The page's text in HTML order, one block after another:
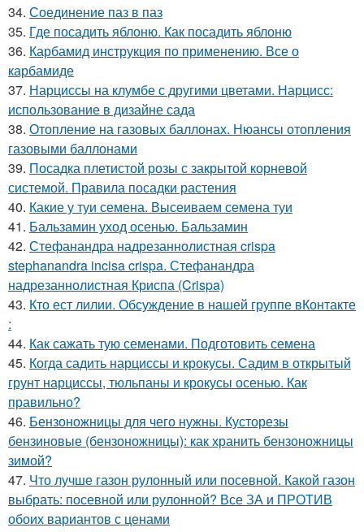
34. Соединение паз в паз
35. Где посадить яблоню. Как посадить яблоню
36. Карбамид инструкция по применению. Все о
карбамиде
37. Нарциссы на клумбе с другими цветами. Нарцисс:
использование в дизайне сада
38. Отопление на газовых баллонах. Нюансы отопления
газовыми баллонами
39. Посадка плетистой розы с закрытой корневой
системой. Правила посадки растения
40. Какие у туи семена. Высеиваем семена туи
41. Бальзамин уход осенью. Бальзамин
42. Стефанандра надрезаннолистная crispa
stephanandra incisa crispa. Стефанандра
надрезаннолистная Криспа (Crispa)
43. Кто ест лилии. Обсуждение в нашей группе вКонтакте
:
44. Как сажать тую семенами. Подготовить семена
45. Когда садить нарциссы и крокусы. Садим в открытый
грунт нарциссы, тюльпаны и крокусы осенью. Как
правильно?
46. Бензоножницы для чего нужны. Кусторезы
бензиновые (бензоножницы): как хранить бензоножницы
зимой?
47. Что лучше газон рулонный или посевной. Какой газон
выбрать: посевной или рулонной? Все ЗА и ПРОТИВ
обоих вариантов с ценами